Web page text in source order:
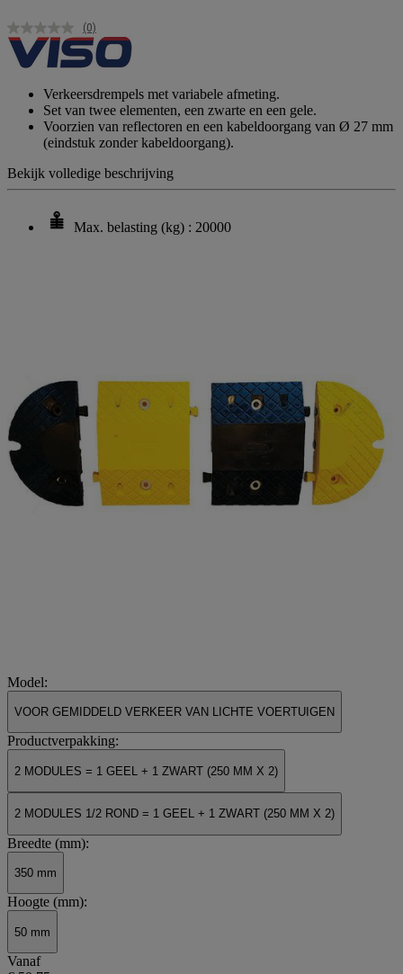
Geen
scorewaarde.
Dezelfde
(0)
Verkeersdrempels met variabele afmeting.
Set van twee elementen, een zwarte en een gele.
Voorzien van reflectoren en een kabeldoorgang van Ø 27 mm
(eindstuk zonder kabeldoorgang).
Bekijk volledige beschrijving
Max. belasting (kg) : 20000
Model:
VOOR GEMIDDELD VERKEER VAN LICHTE VOERTUIGEN
Productverpakking:
2 MODULES = 1 GEEL + 1 ZWART (250 MM X 2)
2 MODULES 1/2 ROND = 1 GEEL + 1 ZWART (250 MM X 2)
Breedte (mm):
350 mm
Hoogte (mm):
50 mm
Vanaf